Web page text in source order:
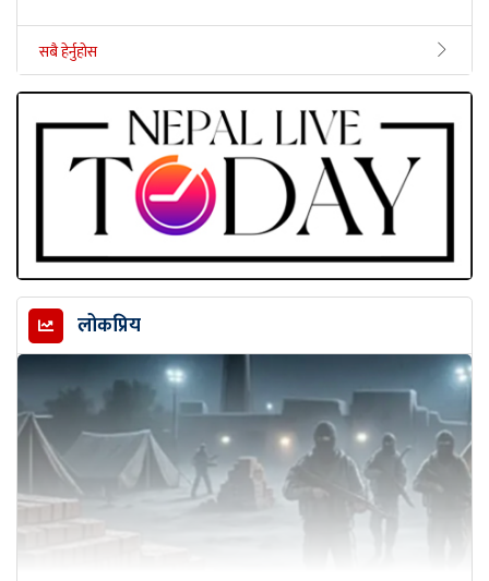
सबै हेर्नुहोस
लोकप्रिय